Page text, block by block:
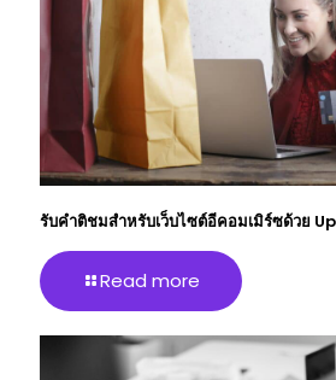
รับคําติชมสําหรับเว็บไซต์อีคอมเมิร์ซด้วย
Read more